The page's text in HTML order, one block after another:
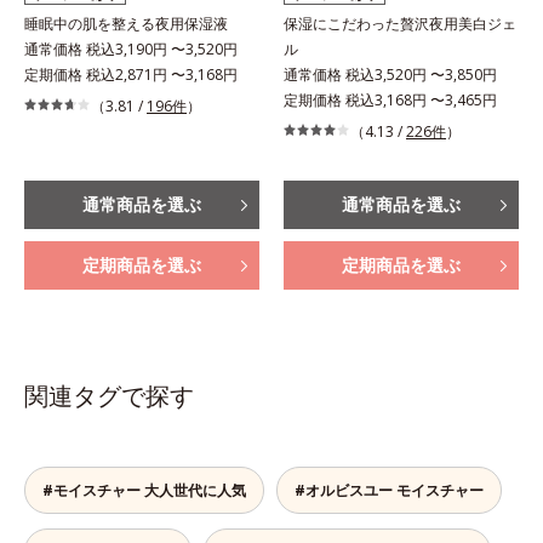
睡眠中の肌を整える夜用保湿液
通常価格 税込3,190円 〜3,520円
定期価格 税込2,871円 〜3,168円
（3.81 / 196件）
通常商品を選ぶ
定期商品を選ぶ
保湿にこだわった贅沢夜用美白ジェ
ル
通常価格 税込3,520円 〜3,850円
定期価格 税込3,168円 〜3,465円
（4.13 /226件）
通常商品を選ぶ
定期商品を選ぶ
関連タグで探す
#モイスチャー 大人世代に人気 #オルビスユー モイスチャー